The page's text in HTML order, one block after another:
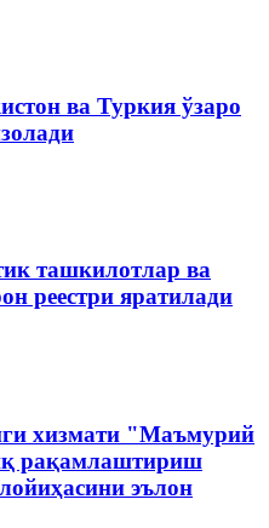
ва Туркия ўзаро
ташкилотлар ва
реестри яратилади
хизмати "Маъмурий
рақамлаштириш
эълон